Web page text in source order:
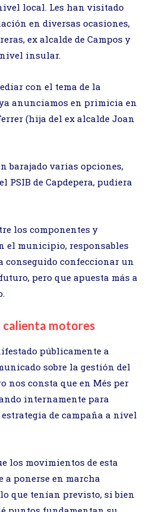
local. Les han visitado
en diversas ocasiones,
ex alcalde de Campos y
insular.
con el tema de la
anunciamos en primicia en
(hija del ex alcalde Joan
barajado varias opciones,
PSIB de Capdepera, pudiera
los componentes y
el municipio, responsables
conseguido confeccionar un
pero que apuesta más a
calienta motores
públicamente a
sobre la gestión del
nos consta que en Més per
internamente para
de campaña a nivel
los movimientos de esta
ponerse en marcha
que tenían previsto, si bien